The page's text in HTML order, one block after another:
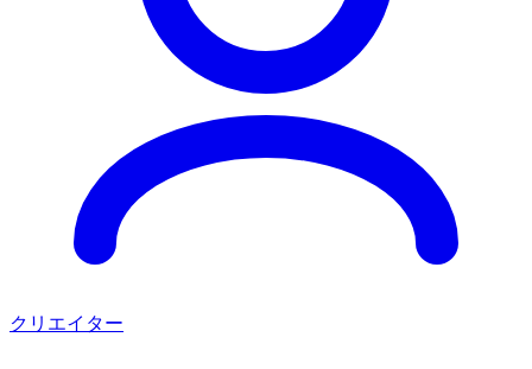
クリエイター